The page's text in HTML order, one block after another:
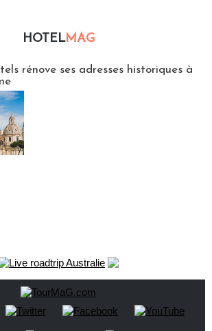
HOTELMAG
rénove ses adresses historiques à